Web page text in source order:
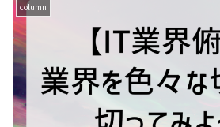
column